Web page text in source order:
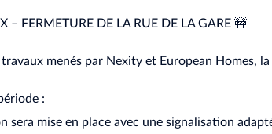
– FERMETURE DE LA RUE DE LA GARE 🚧
travaux menés par Nexity et European Homes,
:
sera mise en place avec une signalisation